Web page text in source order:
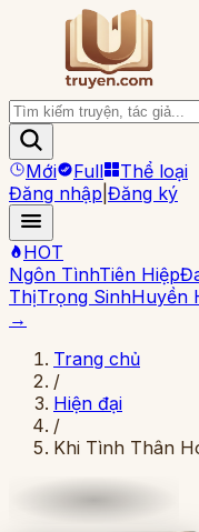
Mới Full
Thể loại
Đăng nhập Đăng ký
HOT
Ngôn TìnhTiên Hiệp
ThịTrọng SinhHuyền
→
Trang chủ
/
Hiện đại
/
Khi Tình Thân